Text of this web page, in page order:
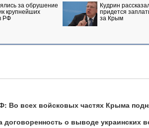
за обрушение
крупнейших
РФ
Кудрин
придется
за Крым
Во всех войсковых частях Крыма
договоренность о выводе